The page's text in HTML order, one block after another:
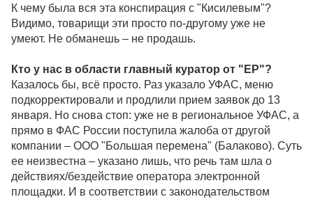
К чему была вся эта конспирация с "Кисилевым"?
Видимо, товарищи эти просто по-другому уже не
умеют. Не обманешь – не продашь.
Кто у нас в области главный куратор от "ЕР"?
Казалось бы, всё просто. Раз указало УФАС, меню
подкорректировали и продлили прием заявок до 13
января. Но снова стоп: уже не в региональное УФАС, а
прямо в ФАС России поступила жалоба от другой
компании – ООО "Большая перемена" (Балаково). Суть
ее неизвестна – указано лишь, что речь там шла о
действиях/бездействие оператора электронной
площадки. И в соответствии с законодательством